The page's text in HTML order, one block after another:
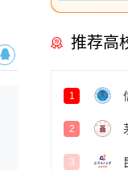
推荐高
1
2
3